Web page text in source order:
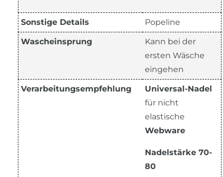
Sonstige Details Popeline
Wascheinsprung
Kann bei der
ersten Wäsche
eingehen
Verarbeitungsempfehlung
Universal-Nadel
für nicht
elastische
Webware
Nadelstärke 70-
80